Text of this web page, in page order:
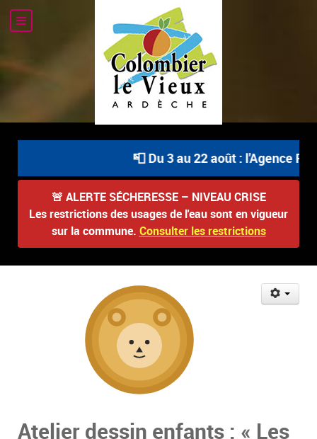
📮 Du 3 au 22 août : l'Agence
🚨 ALERTE SÉCHERESSE – NIVEAU CRISE
Les restrictions des usages de l'eau sont en vigueur
sur la commune. Consulter les restrictions
Atelier dessin enfants : « Les